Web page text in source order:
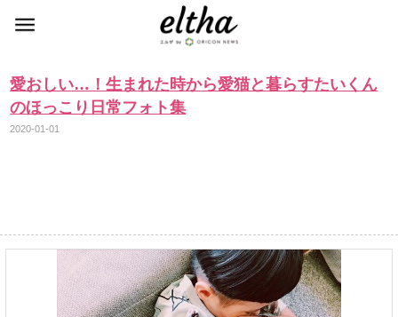
愛おしい…！生まれた時から愛猫と暮らすたいくん
のほっこり日常フォト集
2020-01-01